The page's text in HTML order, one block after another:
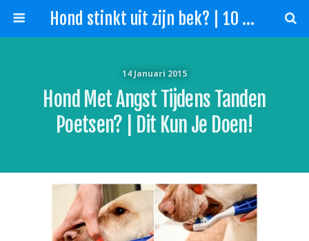
Hond stinkt uit zijn bek? | 10 Tips slechte adem hond!
14 Januari 2015
Hond Met Angst Tijdens Tanden
Poetsen? | Dit Kun Je Doen!